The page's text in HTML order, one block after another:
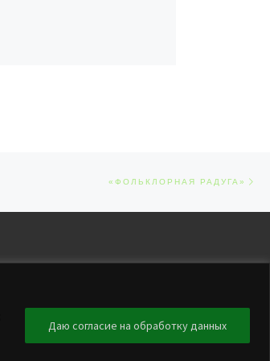
Даю согласие на обработку данных
«ФОЛЬКЛОРНАЯ РАДУГА»